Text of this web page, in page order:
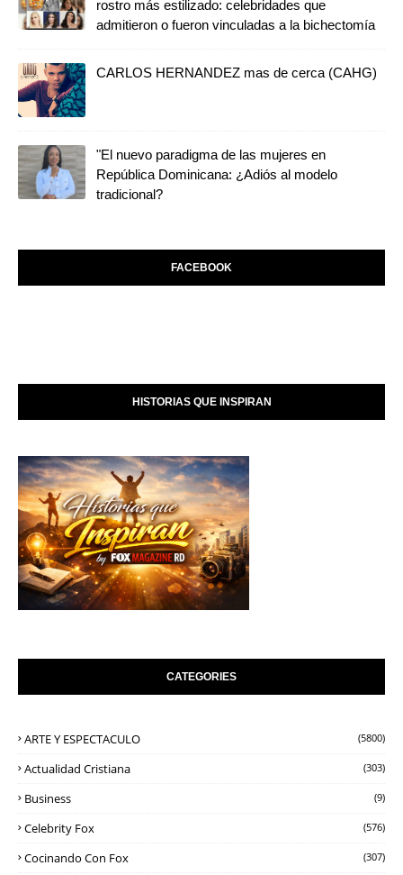
rostro más estilizado: celebridades que
admitieron o fueron vinculadas a la bichectomía
CARLOS HERNANDEZ mas de cerca (CAHG)
"El nuevo paradigma de las mujeres en
República Dominicana: ¿Adiós al modelo
tradicional?
FACEBOOK
HISTORIAS QUE INSPIRAN
CATEGORIES
ARTE Y ESPECTACULO (5800)
Actualidad Cristiana (303)
Business (9)
Celebrity Fox (576)
Cocinando Con Fox (307)